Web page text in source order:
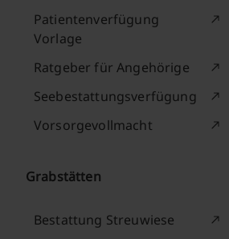
Patientenverfügung
Vorlage
Ratgeber für Angehörige
Seebestattungsverfügung
Vorsorgevollmacht
Grabstätten
Bestattung Streuwiese